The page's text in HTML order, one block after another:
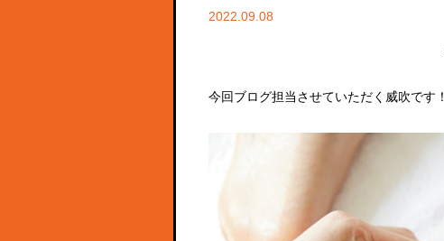
2022.09.08
今回ブログ担当させていただく威吹です！